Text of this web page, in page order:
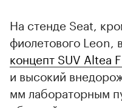
00:00
На стенде Seat,
фиолетового
концепт SUV Altea
и высокий
мм лабораторным